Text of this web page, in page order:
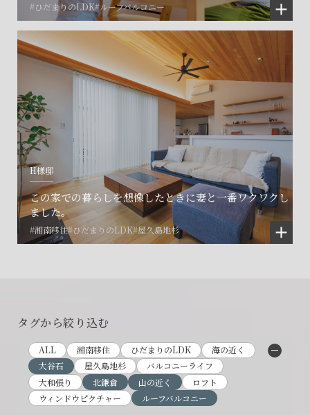
#ひだまりのLDK#ルーフバルコニー
H様邸
この家での暮らしを想像したときに妻と一番ワクワクし
ました。
#湘南移住#ひだまりのLDK#屋久島地杉
タグから絞り込む
ALL 湘南移住 ひだまりのLDK
海の近く
大谷石
屋久島地杉
バルコニーライフ
大和張り
北鎌倉 山の近く
ロフト
ウィンドウピクチャー
ルーフバルコニー